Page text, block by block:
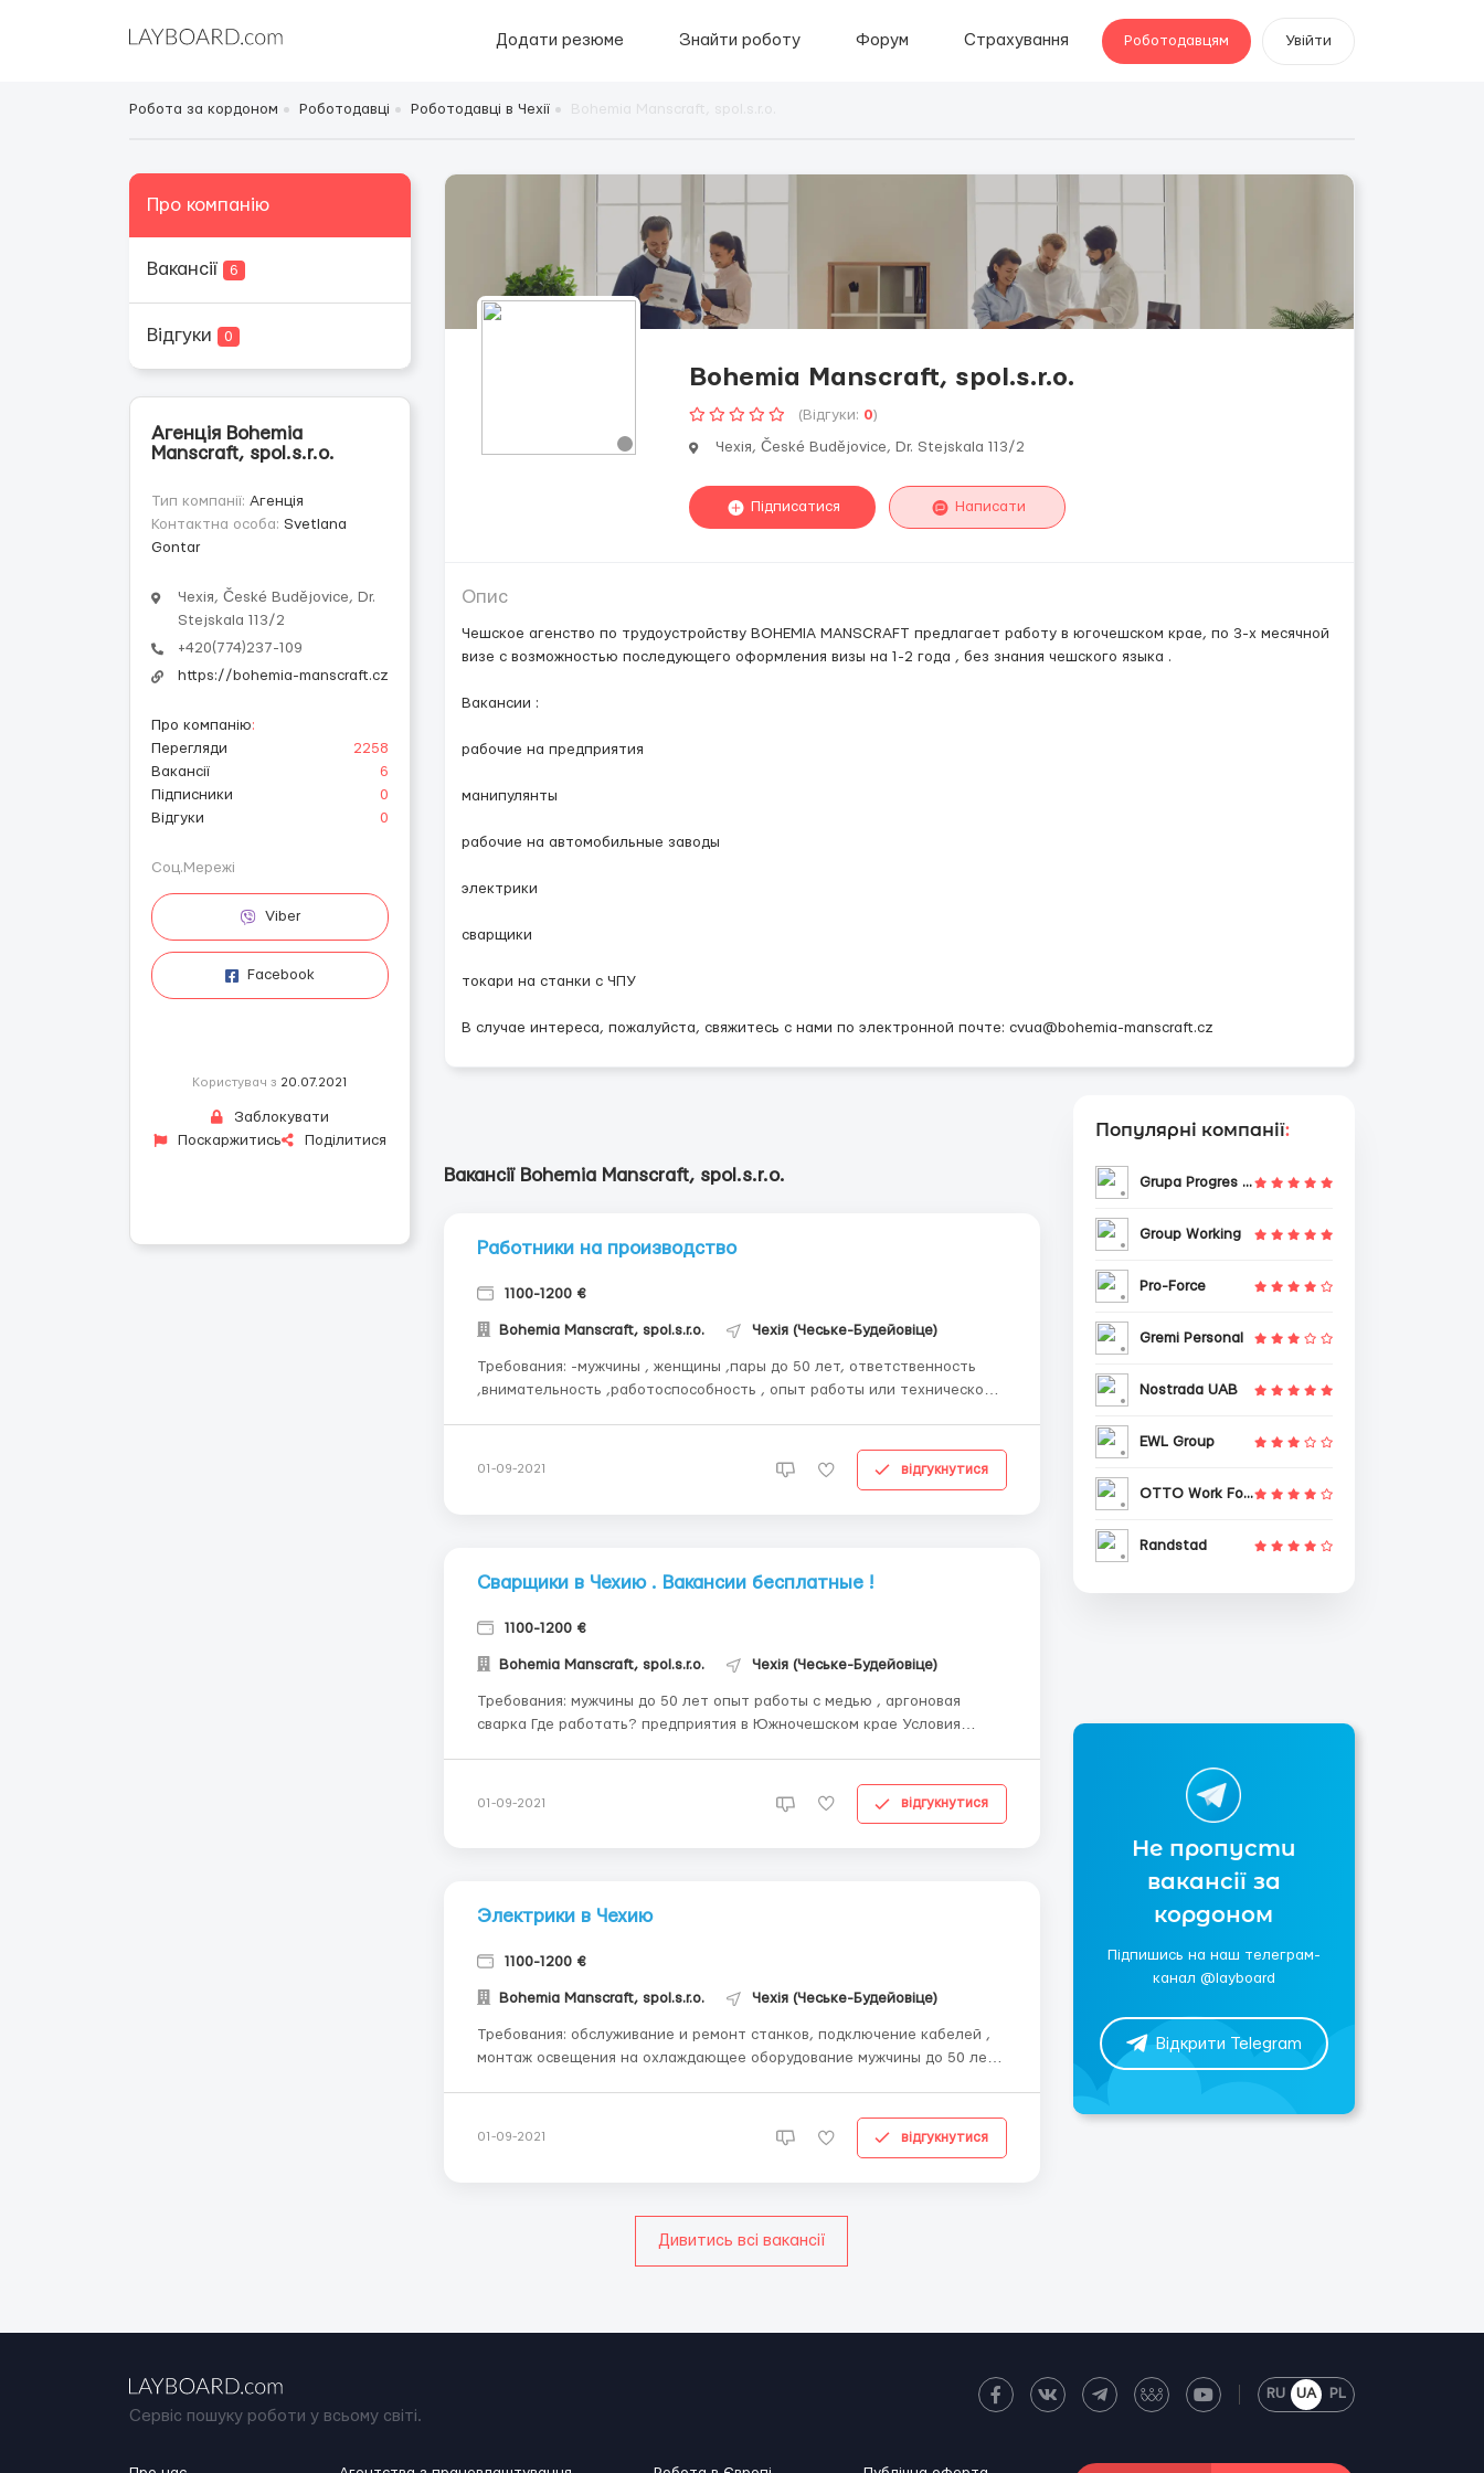
Додати резюме Знайти роботу Форум Страхування Роботодавцям Увійти
Робота за кордоном Роботодавці Роботодавці в Чехії
Про компанію
Вакансії 6
Відгуки 0
Агенція Bohemia
Manscraft, spol.s.r.o.
Тип компанії: Агенція
Контактна особа: Svetlana
Gontar
Чехія, České Budějovice, Dr.
Stejskala 113/2
+420(774)237-109
https://bohemia-manscraft.cz
Про компанію:
Перегляди
2258
Вакансії
6
Підписники
0
Відгуки
0
Соц.Мережі
Viber
Facebook
Користувач з 20.07.2021
Заблокувати
Поскаржитись
Поділитися
Bohemia Manscraft, spol.s.r.o.
(Відгуки: 0)
Чехія, České Budějovice, Dr. Stejskala 113/2
Підписатися Написати
Опис
Чешское агенство по трудоустройству BOHEMIA MANSCRAFT предлагает работу в югочешском крае, по 3-х месячной
визе с возможностью последующего оформления визы на 1-2 года , без знания чешского языка .
Вакансии :
рабочие на предприятия
манипулянты
рабочие на автомобильные заводы
электрики
сварщики
токари на станки с ЧПУ
В случае интереса, пожалуйста, свяжитесь с нами по электронной почте: cvua@bohemia-manscraft.cz
Вакансії Bohemia Manscraft, spol.s.r.o.
Работники на производство
1100-1200 €
Bohemia Manscraft, spol.s.r.o. Чехія (Чеське-Будейовіце)
Требования: -мужчины , женщины ,пары до 50 лет, ответственность
,внимательность ,работоспособность , опыт работы или техническое
01-09-2021 відгукнутися
Сварщики в Чехию . Вакансии бесплатные !
1100-1200 €
Bohemia Manscraft, spol.s.r.o. Чехія (Чеське-Будейовіце)
Требования: мужчины до 50 лет опыт работы с медью , аргоновая
сварка Где работать? предприятия в Южночешском крае Условия
01-09-2021 відгукнутися
Электрики в Чехию
1100-1200 €
Bohemia Manscraft, spol.s.r.o. Чехія (Чеське-Будейовіце)
Требования: обслуживание и ремонт станков, подключение кабелей ,
монтаж освещения на охлаждающее оборудование мужчины до 50 лет
01-09-2021 відгукнутися
Дивитись всі вакансії
Популярні компанії:
Grupa Progres Sp. z o.o.
Group Working
Pro-Force
Gremi Personal
Nostrada UAB
EWL Group
OTTO Work Force
Randstad
Не пропусти
вакансії за
кордоном
Підпишись на наш телеграм-
канал @layboard
Відкрити Telegram
Сервіс пошуку роботи у всьому світі.
RU UA PL